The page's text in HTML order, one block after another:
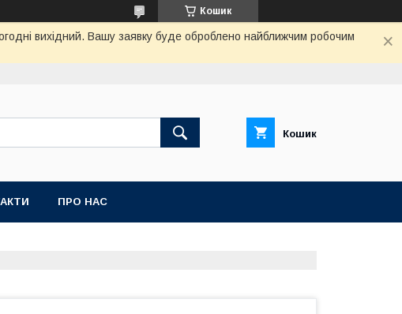
Кошик
вихідний. Вашу заявку буде оброблено найближчим робочим
Кошик
ПРО НАС